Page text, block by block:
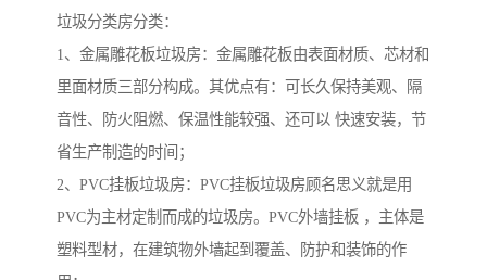
垃圾分类房分类：
1、金属雕花板垃圾房：金属雕花板由表面材质、芯材和
里面材质三部分构成。其优点有：可长久保持美观、隔
音性、防火阻燃、保温性能较强、还可以 快速安装，节
省生产制造的时间；
2、PVC挂板垃圾房：PVC挂板垃圾房顾名思义就是用
PVC为主材定制而成的垃圾房。PVC外墙挂板 ，主体是
塑料型材，在建筑物外墙起到覆盖、防护和装饰的作